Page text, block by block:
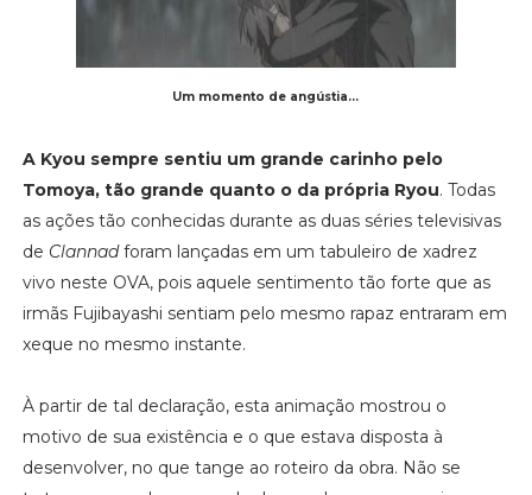
Um momento de angústia...
A Kyou sempre sentiu um grande carinho pelo
Tomoya, tão grande quanto o da própria Ryou. Todas
as ações tão conhecidas durante as duas séries televisivas
de Clannadforam lançadas em um tabuleiro de xadrez
vivo neste OVA, pois aquele sentimento tão forte que as
irmãs Fujibayashi sentiam pelo mesmo rapaz entraram em
xeque no mesmo instante.
À partir de tal declaração, esta animação mostrou o
motivo de sua existência e o que estava disposta à
desenvolver, no que tange ao roteiro da obra. Não se